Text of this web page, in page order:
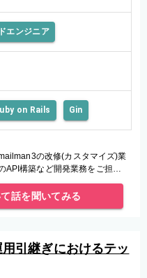
エンジニア
on Rails Gin
の改修(カスタマイズ)業
API構築など開発業務をご担当
話を聞いてみる
引継ぎにおけるテッ